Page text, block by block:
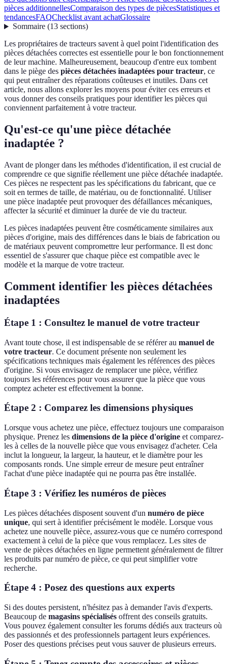
pièces additionnellesComparaison des types de piècesStatistiques et
tendancesFAQChecklist avant achatGlossaire
Sommaire(13 sections)
Les propriétaires de tracteurs savent à quel point l'identification des
pièces détachées correctes est essentielle pour le bon fonctionnement
de leur machine. Malheureusement, beaucoup d'entre eux tombent
dans le piège des pièces détachées inadaptées pour tracteur, ce
qui peut entraîner des réparations coûteuses et inutiles. Dans cet
article, nous allons explorer les moyens pour éviter ces erreurs et
vous donner des conseils pratiques pour identifier les pièces qui
conviennent parfaitement à votre tracteur.
Qu'est-ce qu'une pièce détachée
inadaptée ?
Avant de plonger dans les méthodes d'identification, il est crucial de
comprendre ce que signifie réellement une pièce détachée inadaptée.
Ces pièces ne respectent pas les spécifications du fabricant, que ce
soit en termes de taille, de matériau, ou de fonctionnalité. Utiliser
une pièce inadaptée peut provoquer des défaillances mécaniques,
affecter la sécurité et diminuer la durée de vie du tracteur.
Les pièces inadaptées peuvent être cosméticamente similaires aux
pièces d'origine, mais des différences dans le biais de fabrication ou
de matériaux peuvent compromettre leur performance. Il est donc
essentiel de s'assurer que chaque pièce est compatible avec le
modèle et la marque de votre tracteur.
Comment identifier les pièces détachées
inadaptées
Étape 1 : Consultez le manuel de votre tracteur
Avant toute chose, il est indispensable de se référer au manuel de
votre tracteur. Ce document présente non seulement les
spécifications techniques mais également les références des pièces
d'origine. Si vous envisagez de remplacer une pièce, vérifiez
toujours les références pour vous assurer que la pièce que vous
comptez acheter est effectivement la bonne.
Étape 2 : Comparez les dimensions physiques
Lorsque vous achetez une pièce, effectuez toujours une comparaison
physique. Prenez les dimensions de la pièce d'origine et comparez-
les à celles de la nouvelle pièce que vous envisagez d'acheter. Cela
inclut la longueur, la largeur, la hauteur, et le diamètre pour les
composants ronds. Une simple erreur de mesure peut entraîner
l'achat d'une pièce inadaptée qui ne pourra pas être installée.
Étape 3 : Vérifiez les numéros de pièces
Les pièces détachées disposent souvent d'un numéro de pièce
unique, qui sert à identifier précisément le modèle. Lorsque vous
achetez une nouvelle pièce, assurez-vous que ce numéro correspond
exactement à celui de la pièce que vous remplacez. Les sites de
vente de pièces détachées en ligne permettent généralement de filtrer
les produits par numéro de pièce, ce qui peut simplifier votre
recherche.
Étape 4 : Posez des questions aux experts
Si des doutes persistent, n'hésitez pas à demander l'avis d'experts.
Beaucoup de magasins spécialisés offrent des conseils gratuits.
Vous pouvez également consulter les forums dédiés aux tracteurs où
des passionnés et des professionnels partagent leurs expériences.
Poser des questions précises peut vous sauver de plusieurs erreurs.